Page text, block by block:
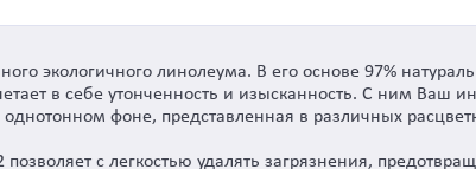
экологичного линолеума. В его основе 97%
в себе утонченность и изысканность. С ним Ваш
фоне, представленная в различных
с легкостью удалять загрязнения,